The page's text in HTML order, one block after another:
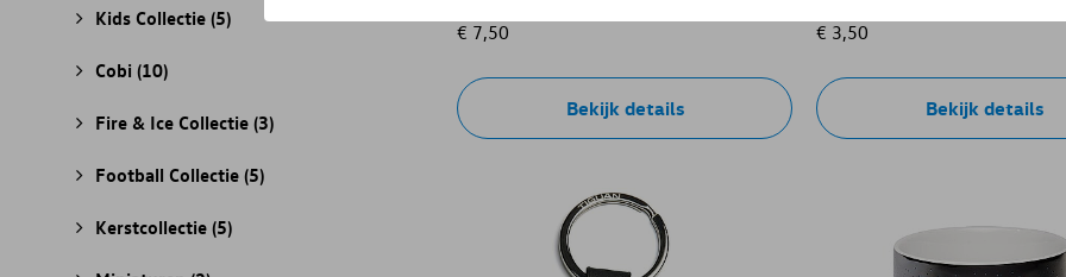
Kids Collectie (5)
Cobi (10)
Fire & Ice Collectie (3)
Football Collectie (5)
Kerstcollectie (5)
€ 7,50
Bekijk details
€ 3,50
Bekijk details